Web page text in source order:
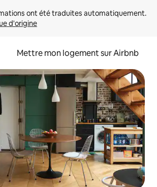
d'origine
Mettre mon logement sur Airbnb